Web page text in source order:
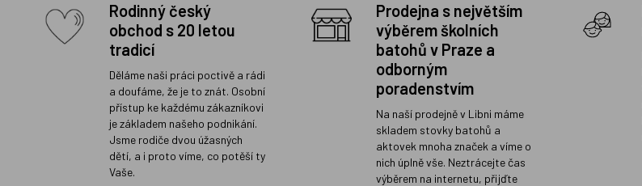
Rodinný český
obchod s 20 letou
tradicí
Děláme naši práci poctivě a rádi
a doufáme, že je to znát. Osobní
přístup ke každému zákazníkovi
je základem našeho podnikání.
Jsme rodiče dvou úžasných
dětí, a i proto víme, co potěší ty
Vaše.
Prodejna s největším
výběrem školních
batohů v Praze a
odborným
poradenstvím
Na naší prodejně v Libni máme
skladem stovky batohů a
aktovek mnoha značek a víme o
nich úplně vše. Neztrácejte čas
výběrem na internetu, přijďte